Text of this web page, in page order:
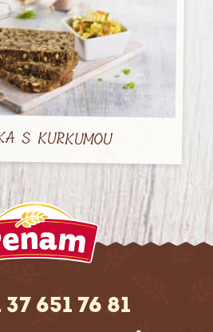
S KURKUMOU
37 651 76 81